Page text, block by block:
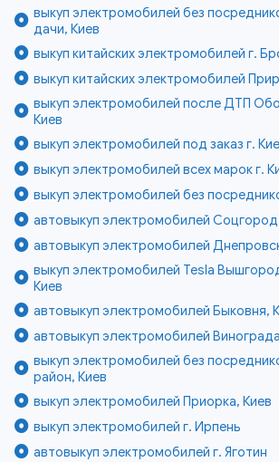
выкуп электромобилей без
дачи, Киев
выкуп китайских электромобилей г.
выкуп китайских электромобилей
выкуп электромобилей после ДТП
Киев
выкуп электромобилей под заказ г.
выкуп электромобилей всех марок г.
выкуп электромобилей без
автовыкуп электромобилей
автовыкуп электромобилей
выкуп электромобилей Tesla
Киев
автовыкуп электромобилей Быковня,
автовыкуп электромобилей
выкуп электромобилей без
район, Киев
выкуп электромобилей Приорка, Киев
выкуп электромобилей г. Ирпень
автовыкуп электромобилей г. Яготин